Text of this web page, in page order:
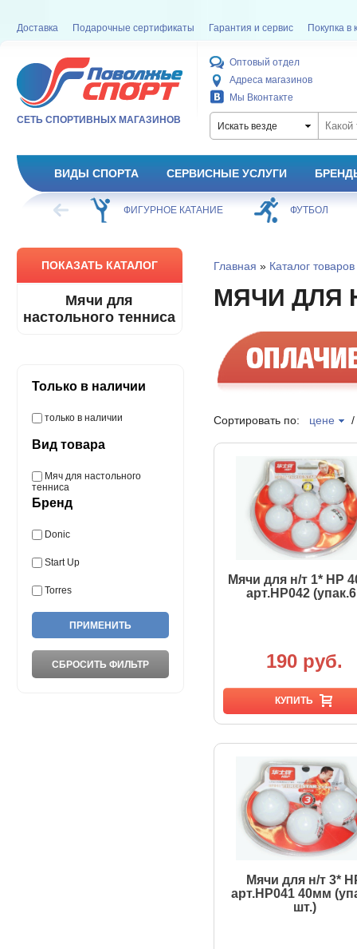
Доставка Подарочные сертификаты Гарантия и сервис Покупка в
СЕТЬ СПОРТИВНЫХ МАГАЗИНОВ
Оптовый отдел
Адреса магазинов
Мы Вконтакте
Искать везде
ВИДЫ СПОРТА СЕРВИСНЫЕ УСЛУГИ
КАТАНИЕ ФУТБОЛ БАСКЕТБОЛ
ПОКАЗАТЬ КАТАЛОГ
Мячи для
настольного тенниса
Только в наличии
только в наличии
Вид товара
Мяч для настольного
тенниса
Бренд
Donic
Start Up
Torres
Главная » Каталог товаров
МЯЧИ ДЛЯ
Сортировать по: цене
Мячи для н/т 1* HP
арт.HP042
190 руб.
КУПИТЬ
Мячи для н/т 3*
арт.HP041 40мм
шт.)